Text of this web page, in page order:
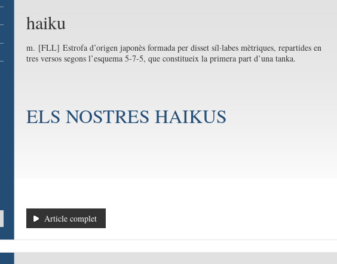
haiku
m. [FLL] Estrofa d’origen japonès formada per disset síl·labes mètriques, repartides en
tres versos segons l’esquema 5-7-5, que constitueix la primera part d’una tanka.
ELS NOSTRES HAIKUS
Article complet